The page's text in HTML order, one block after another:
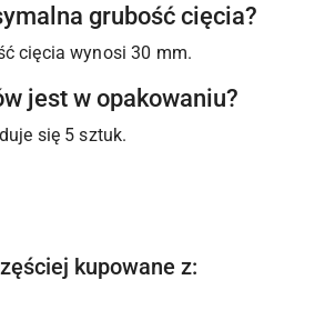
grubość cięcia?
cięcia wynosi 30 mm.
jest w opakowaniu?
się 5 sztuk.
produktówkupowane z: